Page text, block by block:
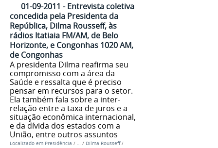
01-09-2011 - Entrevista coletiva
concedida pela Presidenta da
República, Dilma Rousseff, às
rádios Itatiaia FM/AM, de Belo
Horizonte, e Congonhas 1020 AM,
de Congonhas
A presidenta Dilma reafirma seu
compromisso com a área da
Saúde e ressalta que é preciso
pensar em recursos para o setor.
Ela também fala sobre a inter-
relação entre a taxa de juros e a
situação econômica internacional,
e da dívida dos estados com a
União, entre outros assuntos
Localizado em Presidência / / Dilma Rousseff /